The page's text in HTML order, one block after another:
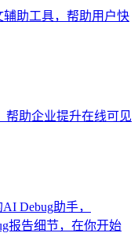
辅助工具，帮助用户快
帮助企业提升在线可见
Debug助手，
报告细节，在你开始